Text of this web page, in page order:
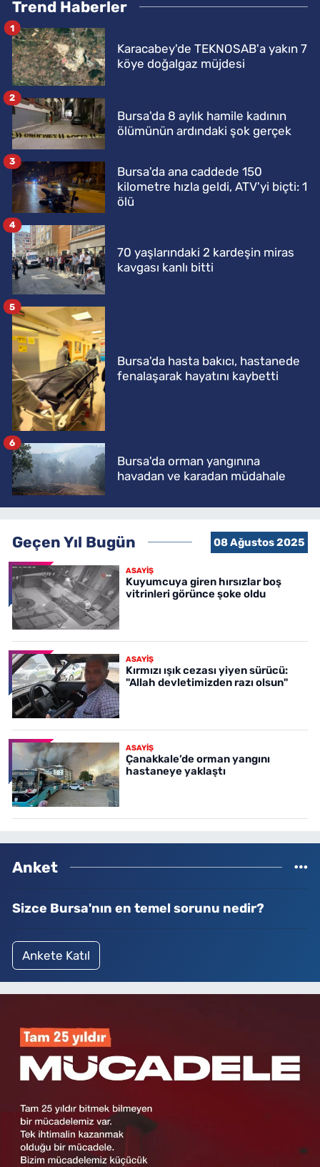
Trend Haberler
Karacabey'de TEKNOSAB'a yakın 7
köye doğalgaz müjdesi
1
Bursa'da 8 aylık hamile kadının
ölümünün ardındaki şok gerçek
2
Bursa'da ana caddede 150
kilometre hızla geldi, ATV'yi biçti: 1
ölü
3
70 yaşlarındaki 2 kardeşin miras
kavgası kanlı bitti
4
Bursa'da hasta bakıcı, hastanede
fenalaşarak hayatını kaybetti
5
Bursa'da orman yangınına
havadan ve karadan müdahale
6
Geçen Yıl Bugün 08 Ağustos 2025
ASAYİŞ
Kuyumcuya giren hırsızlar boş
vitrinleri görünce şoke oldu
ASAYİŞ
Kırmızı ışık cezası yiyen sürücü:
"Allah devletimizden razı olsun"
ASAYİŞ
Çanakkale’de orman yangını
hastaneye yaklaştı
Anket
Sizce Bursa'nın en temel sorunu nedir?
Ankete Katıl